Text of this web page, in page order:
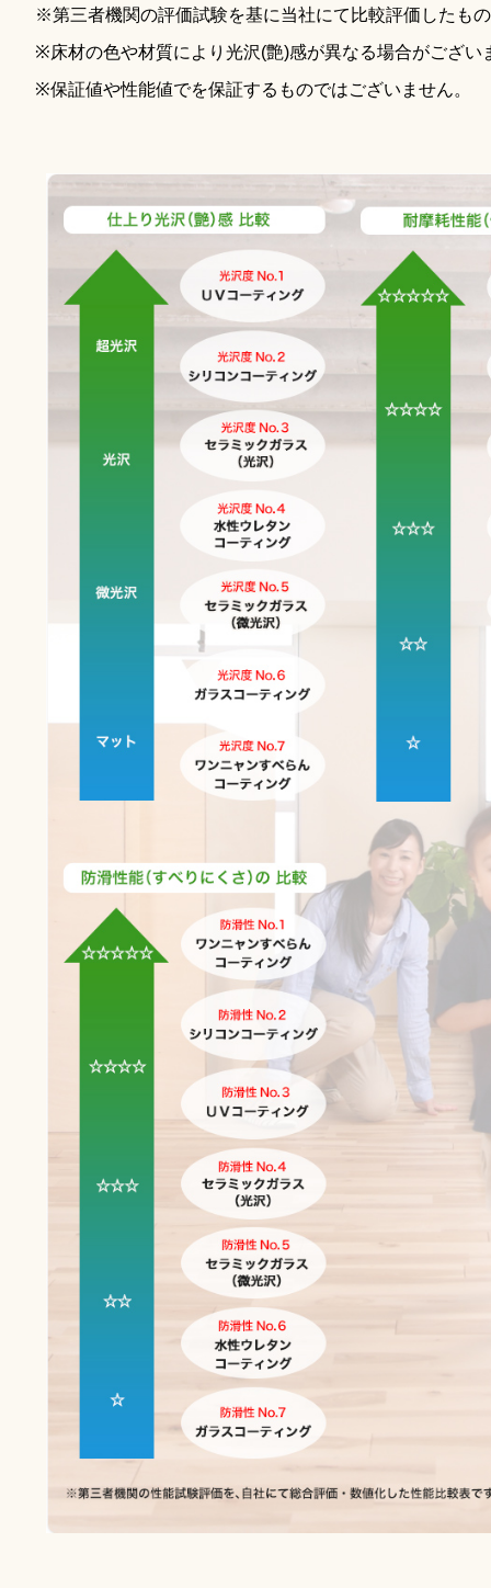
※第三者機関の評価試験を基に当社にて比較評価したも
※床材の色や材質により光沢(艶)感が異なる場合がござい
※保証値や性能値でを保証するものではございません。